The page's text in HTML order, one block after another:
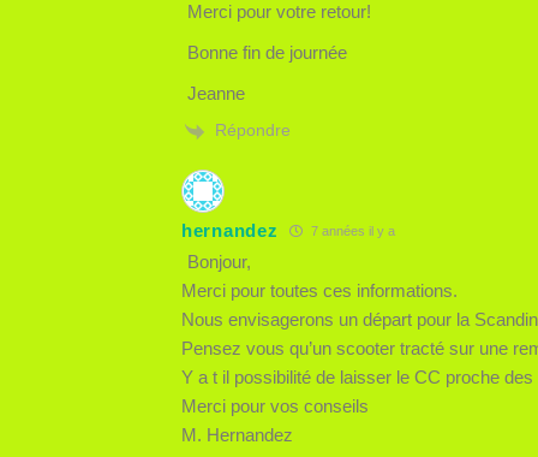
Merci pour votre retour!
Bonne fin de journée
Jeanne
Répondre
hernandez 7 années il y a
Bonjour,
Merci pour toutes ces informations.
Nous envisagerons un départ pour la
Pensez vous qu’un scooter tracté sur une
Y a t il possibilité de laisser le CC proche
Merci pour vos conseils
M. Hernandez